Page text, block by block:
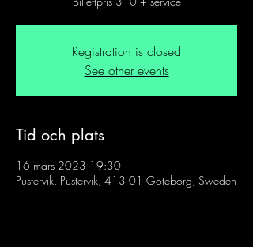
Registration is closed
See other events
Tid och plats
16 mars 2023 19:30
Pustervik, Pustervik, 413 01 Göteborg, Sweden